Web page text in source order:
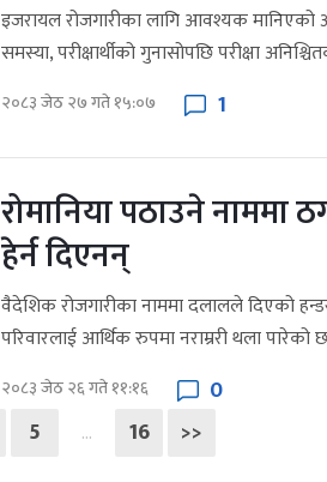
इजरायल रोजगारीका लागि आवश्यक मानिएको
समस्या, परीक्षार्थीको गुनासोपछि परीक्षा
२०८३ जेठ २७ गते १५:०७ 1
रोमानिया पठाउने
हेर्न दिएनन्
वैदेशिक रोजगारीका नाममा दलालले दिएको
परिवारलाई आर्थिक रुपमा नराम्ररी थला पारेको
२०८३ जेठ २६ गते ११:१६
0
5 … 16 >>